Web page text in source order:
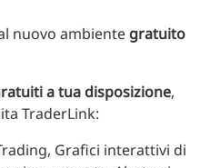
nuovo ambiente gratuito
a tua disposizione,
TraderLink:
Grafici interattivi di